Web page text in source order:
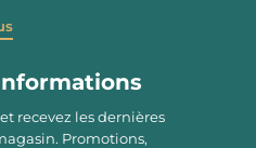
recevez les dernières
Promotions,